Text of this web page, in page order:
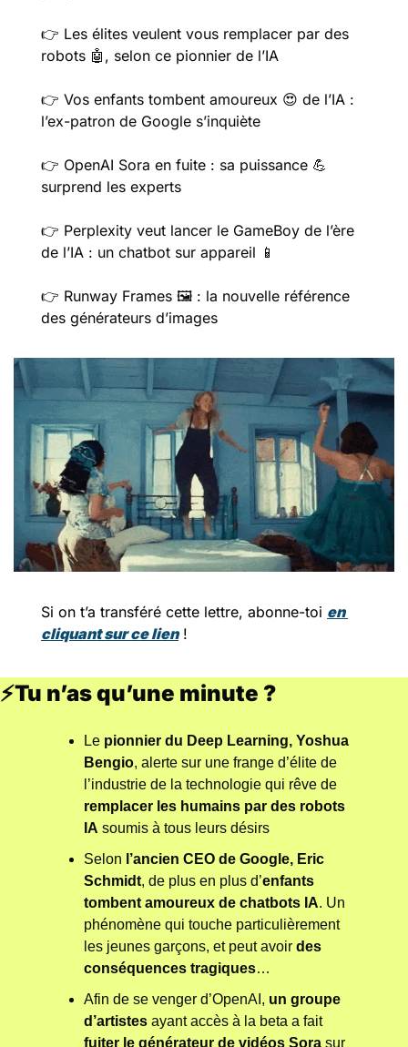
👉️ Les élites veulent vous remplacer par des
robots 🤖 , selon ce pionnier de l’IA
👉️ Vos enfants tombent amoureux 😍 de l’IA :
l’ex-patron de Google s’inquiète
👉️ OpenAI Sora en fuite : sa puissance 💪
surprend les experts
👉️ Perplexity veut lancer le GameBoy de l’ère
de l’IA : un chatbot sur appareil 📱
👉️ Runway Frames 🖼️ : la nouvelle référence
des générateurs d’images
Si on t’a transféré cette lettre, abonne-toi en
cliquant sur ce lien !
⚡Tu n’as qu’une minute ?
Le pionnier du Deep Learning, Yoshua
Bengio, alerte sur une frange d’élite de
remplacer les humains par des robots
IA soumis à tous leurs désirs
Selon l’ancien CEO de Google, Eric
Schmidt, de plus en plus d’enfants
tombent amoureux de chatbots IA. Un
phénomène qui touche particulièrement
les jeunes garçons, et peut avoir des
conséquences tragiques…
Afin de se venger d’OpenAI, un groupe
d’artistes
ayant accès à la beta a fait
fuiter le générateur de vidéos Sora sur